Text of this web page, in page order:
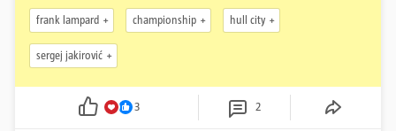
frank lampard championship hull city
sergej jakirović
3 2